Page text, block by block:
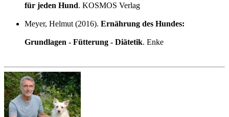
für jeden Hund. KOSMOS Verlag
Meyer, Helmut (2016). Ernährung des Hundes:
Grundlagen - Fütterung - Diätetik. Enke